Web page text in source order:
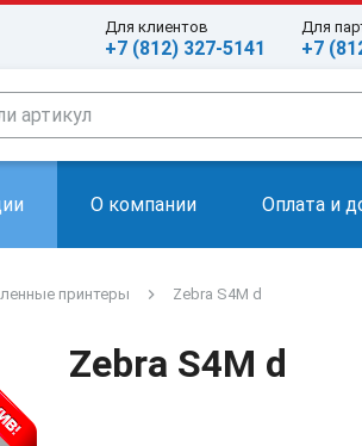
Для клиентов
+7 (812) 327-5141
Для
+7
О компании Оплата и
принтеры Zebra S4M d
Zebra S4M d